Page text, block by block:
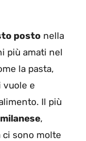
posto nella
più amati nel
la pasta,
vuole e
Il più
,
ci sono molte